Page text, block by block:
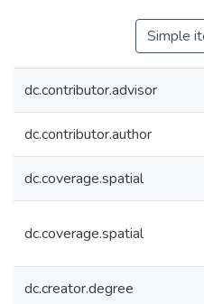
Simple
dc.contributor.advisor
dc.contributor.author
dc.coverage.spatial
dc.coverage.spatial
dc.creator.degree